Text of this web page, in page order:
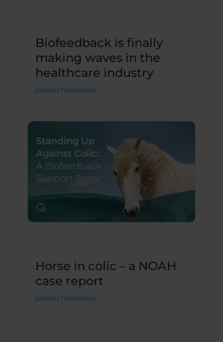
Biofeedback is finally
making waves in the
healthcare industry
Διαβάστε Περισσότερα
Horse in colic – a NOAH
case report
Διαβάστε Περισσότερα